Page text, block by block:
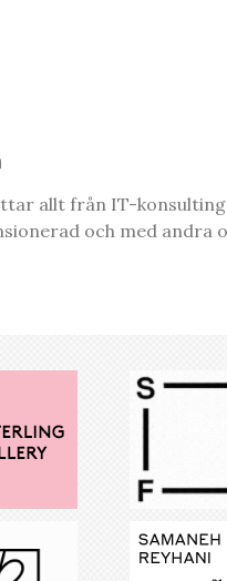
allt från IT-
och med andra